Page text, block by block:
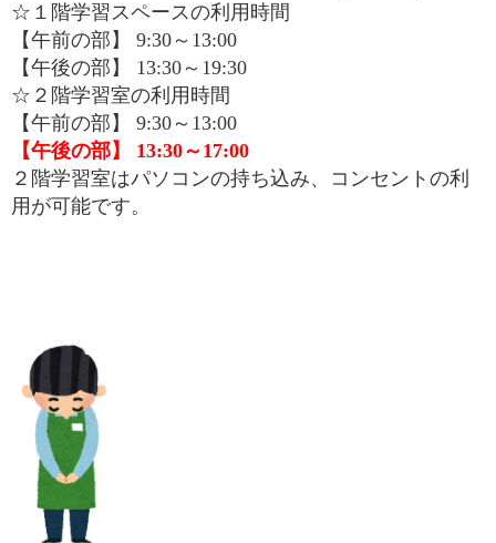
☆１階学習スペースの利用時間
【午前の部】 9:30～13:00
【午後の部】 13:30～19:30
☆２階学習室の利用時間
【午前の部】 9:30～13:00
【午後の部】 13:30～17:00
２階学習室はパソコンの持ち込み、コンセントの利
用が可能です。